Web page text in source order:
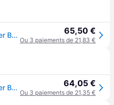
Balance impédancemètre Beurer BF 880 WIFI - Noir 65,50 €
Ou 3 paiements de 21,83 €
Balance impédancemètre Beurer BF 880 WIFI - Noir 64,05 €
Ou 3 paiements de 21,35 €